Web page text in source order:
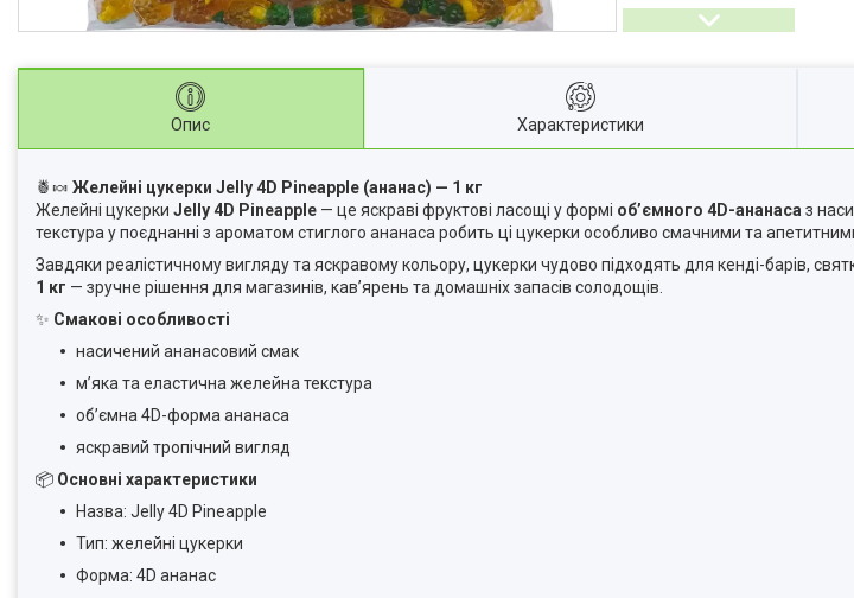
Опис Характеристики
🍍🍬 Желейні цукерки Jelly 4D Pineapple (ананас) — 1 кг
Желейні цукерки Jelly 4D Pineapple — це яскраві фруктові ласощі у формі об’ємного 4D-ананаса з
текстура у поєднанні з ароматом стиглого ананаса робить ці цукерки особливо смачними та
Завдяки реалістичному вигляду та яскравому кольору, цукерки чудово підходять для кенді-барів,
1 кг — зручне рішення для магазинів, кав’ярень та домашніх запасів солодощів.
✨ Смакові особливості
насичений ананасовий смак
м’яка та еластична желейна текстура
об’ємна 4D-форма ананаса
яскравий тропічний вигляд
📦 Основні характеристики
Назва: Jelly 4D Pineapple
Тип: желейні цукерки
Форма: 4D ананас